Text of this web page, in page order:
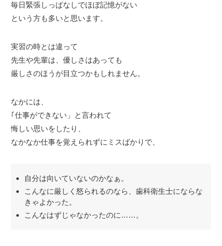
毎日緊張しっぱなしでほぼ記憶がない
という方も多いと思います。
実習の時とは違って
先生や先輩は、優しさはあっても
厳しさのほうが目立つかもしれません。
なかには、
｢仕事ができない」と言われて
悔しい思いをしたり、
なかなか仕事を覚えられずにミスばかりで、
自分は向いていないのかなぁ。
こんなに厳しく怒られるのなら、歯科衛生士にならな
きゃよかった。
こんなはずじゃなかったのに……。